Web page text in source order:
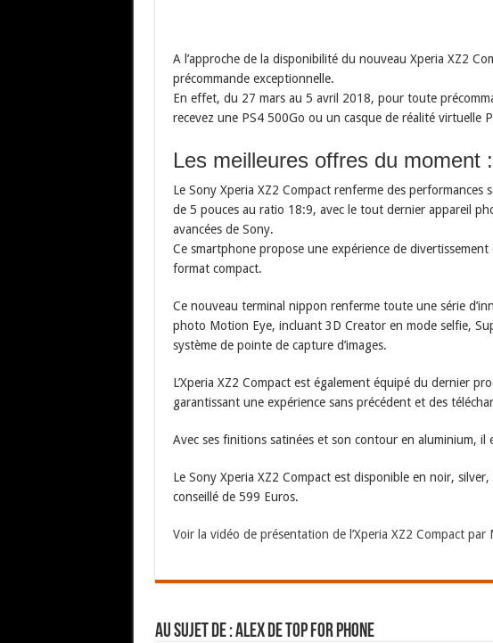
A l’approche de la disponibilité du nouveau Xperia XZ2
précommande exceptionnelle.
En effet, du 27 mars au 5 avril 2018, pour toute
recevez une PS4 500Go ou un casque de réalité virtuelle
Les meilleures offres du moment :
Le Sony Xperia XZ2 Compact renferme des performances
de 5 pouces au ratio 18:9, avec le tout dernier appareil
avancées de Sony.
Ce smartphone propose une expérience de
format compact.
Ce nouveau terminal nippon renferme toute une série
photo Motion Eye, incluant 3D Creator en mode selfie,
système de pointe de capture d’images.
L’Xperia XZ2 Compact est également équipé du dernier
garantissant une expérience sans précédent et des
Avec ses finitions satinées et son contour en aluminium, il
Le Sony Xperia XZ2 Compact est disponible en noir,
conseillé de 599 Euros.
Voir la vidéo de présentation de l’Xperia XZ2 Compact par
Au sujet de : Alex de Top For Phone